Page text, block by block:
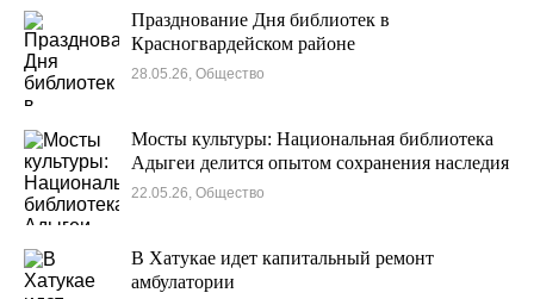
Празднование Дня библиотек в
Красногвардейском районе
28.05.26, Общество
Мосты культуры: Национальная библиотека
Адыгеи делится опытом сохранения наследия
22.05.26, Общество
В Хатукае идет капитальный ремонт
амбулатории